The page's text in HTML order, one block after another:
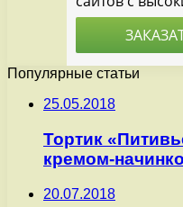
Популярные статьи
25.05.2018
Тортик
кремом-
20.07.2018